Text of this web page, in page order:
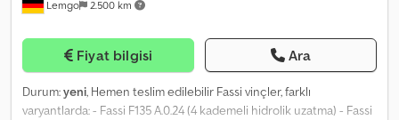
Lemgo 2.500 km
Fiyat bilgisi Ara
Durum:yeni, Hemen teslim edilebilir Fassi vinçler, farklı
varyantlarda: - Fassi F135 A.0.24 (4 kademeli hidrolik uzatma) - Fassi